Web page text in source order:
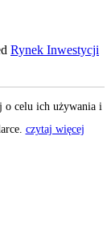
Rynek Inwestycji
o celu ich używania i
czytaj więcej